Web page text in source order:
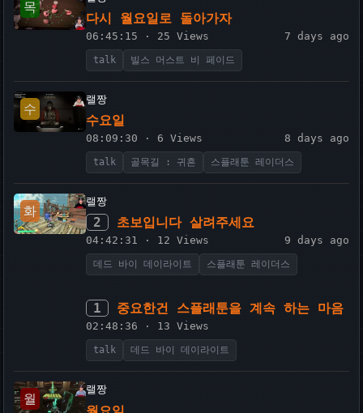
목
다시 월요일로 돌아가자
06:45:15 · 25 Views 7 days ago
talk 빌스 머스트 비 페이드
수
랠짱
수요일
08:09:30 · 6 Views 8 days ago
talk 골목길 : 귀흔 스플래툰 레이더스
화
랠짱
2 초보입니다 살려주세요
04:42:31 · 12 Views 9 days ago
데드 바이 데이라이트 스플래툰 레이더스
1 중요한건 스플래툰을 계속 하는 마음
02:48:36 · 13 Views
talk 데드 바이 데이라이트
월
랠짱